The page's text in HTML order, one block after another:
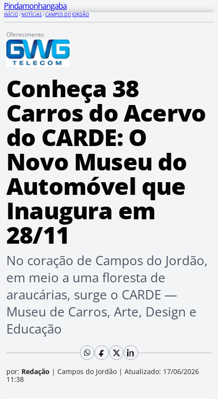
Pindamonhangaba
INÍCIO/NOTÍCIAS/CAMPOS DO JORDÃO
Oferecimento
Conheça 38
Carros do Acervo
do CARDE: O
Novo Museu do
Automóvel que
Inaugura em
28/11
No coração de Campos do Jordão,
em meio a uma floresta de
araucárias, surge o CARDE —
Museu de Carros, Arte, Design e
Educação
por: Redação | Campos do Jordão | Atualizado: 17/06/2026
11:38